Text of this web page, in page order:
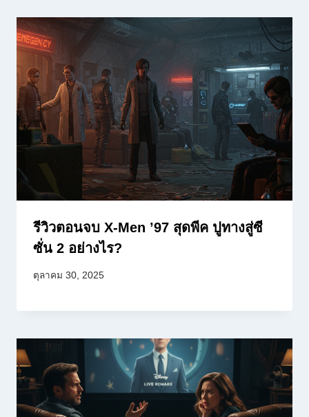
รีวิวตอนจบ X-Men ’97 สุดพีค ปูทางสู่ซี
ซั่น 2 อย่างไร?
ตุลาคม 30, 2025